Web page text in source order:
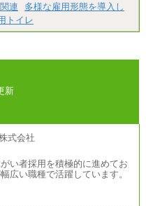
連
多様な雇用形態を導入し
トイレ
新
い者採用を積極的に進めてお
広い職種で活躍しています。